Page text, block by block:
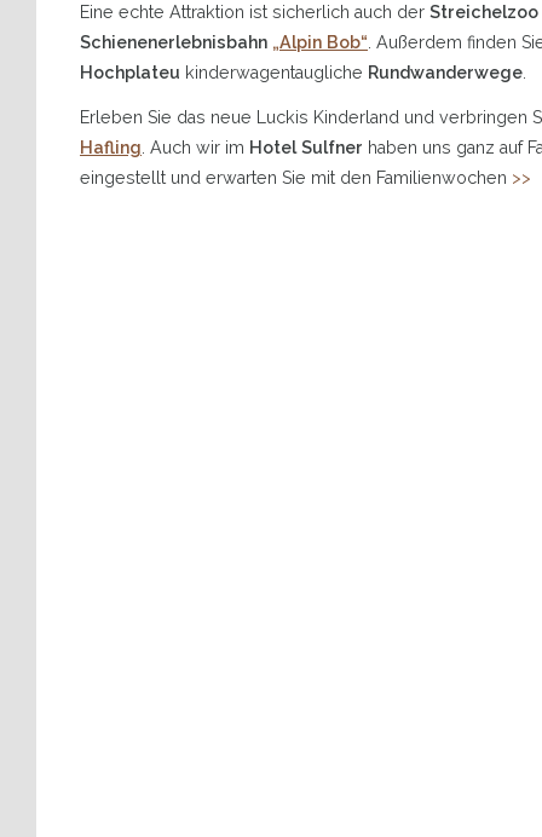
Eine echte Attraktion ist sicherlich auch der Streichelzoo
Schienenerlebnisbahn „Alpin Bob“ . Außerdem finden
Hochplateu kinderwagentaugliche Rundwanderwege
Erleben Sie das neue Luckis Kinderland und verbringen
Hafling . Auch wir im Hotel Sulfner haben uns ganz auf
eingestellt und erwarten Sie mit den Familienwochen >>